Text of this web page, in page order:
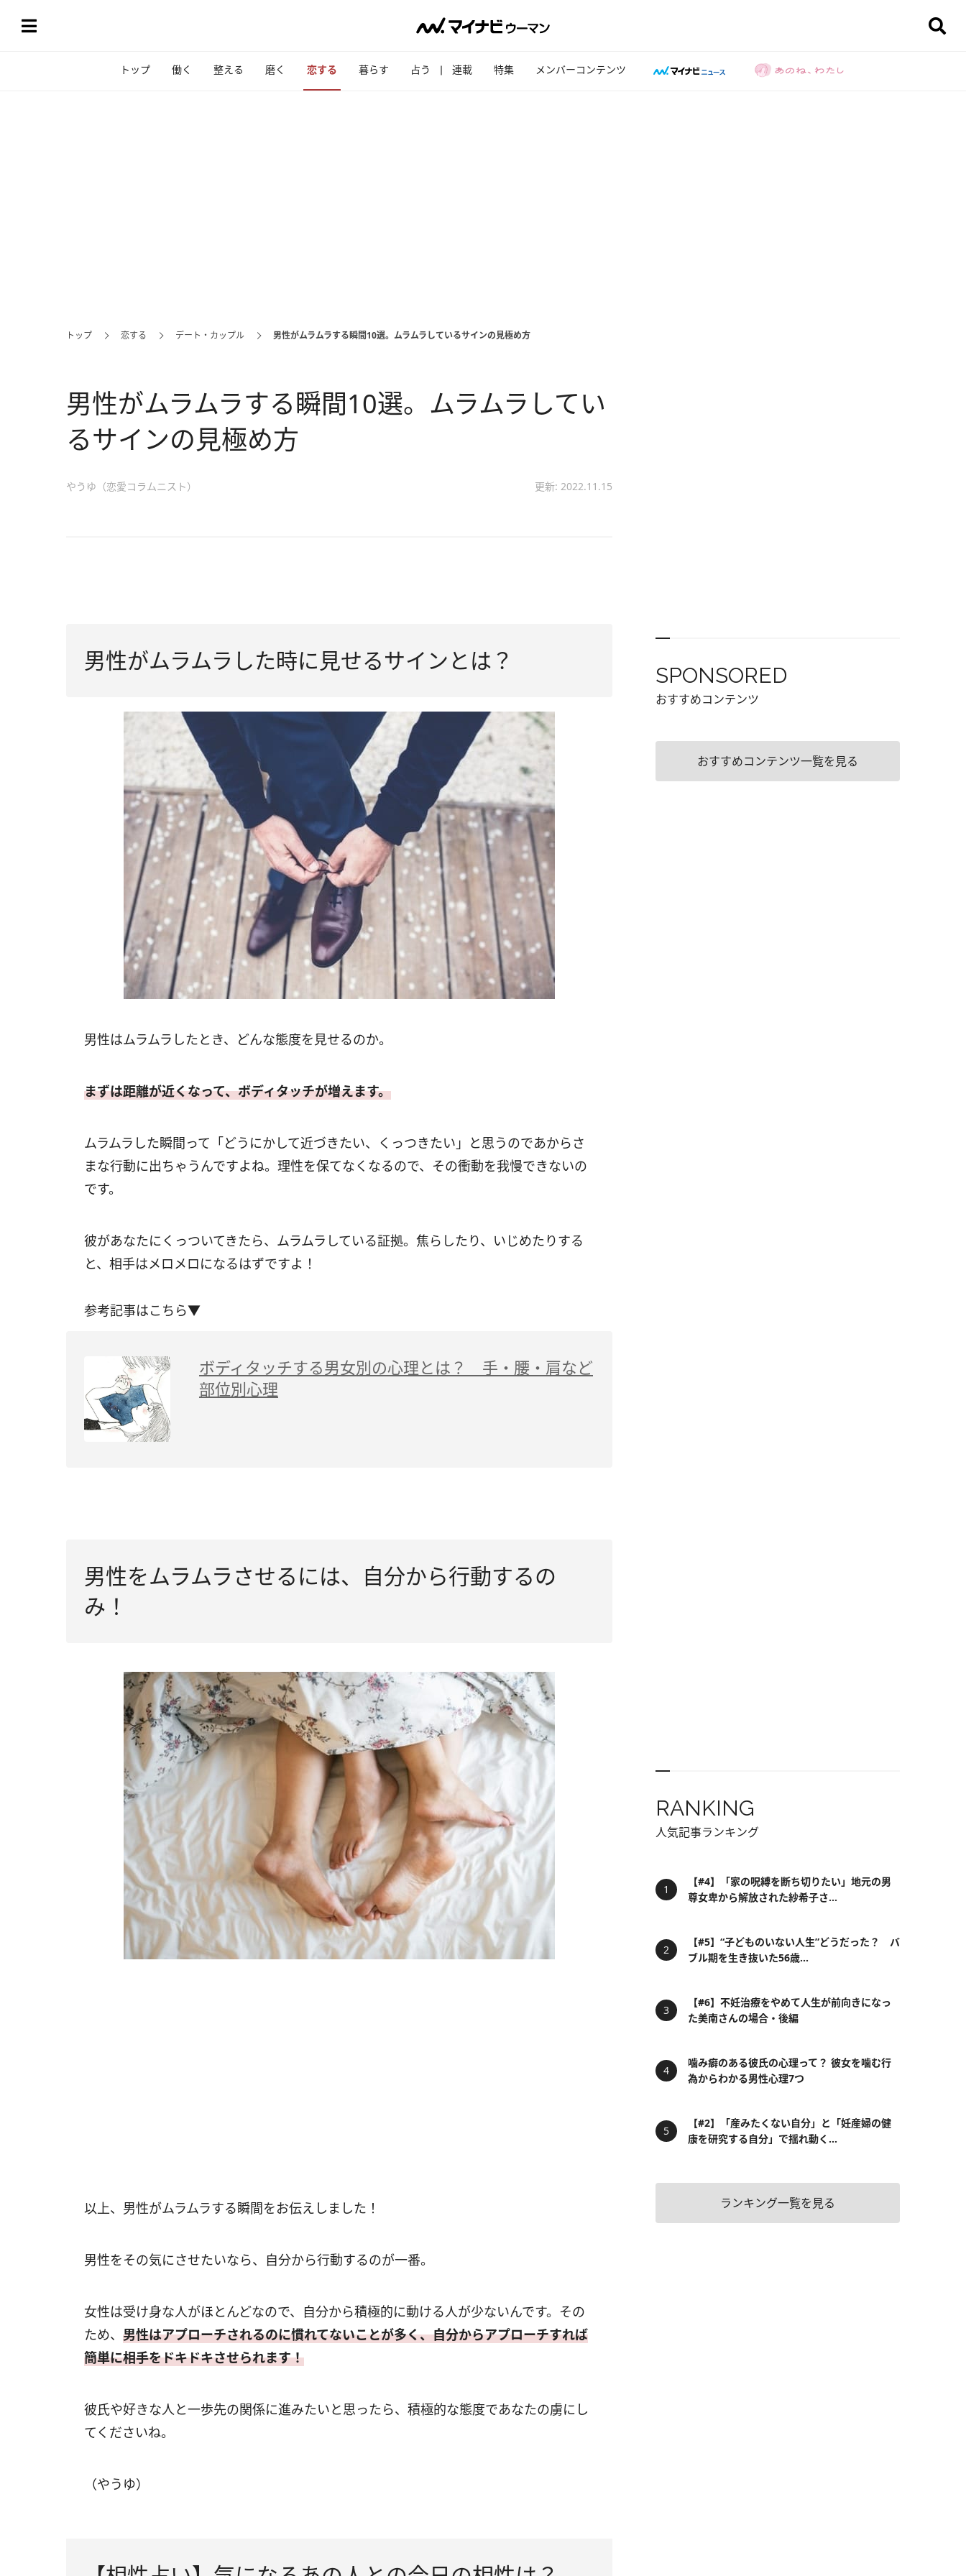
トップ 働く 整える 磨く 恋する 暮らす 占う 連載 特集 メンバーコンテンツ
トップ 恋する デート・カップル 男性がムラムラする瞬間10選。ムラムラしているサインの見極め方
男性がムラムラする瞬間10選。ムラムラしてい
るサインの見極め方
やうゆ（恋愛コラムニスト） 更新: 2022.11.15
男性がムラムラした時に見せるサインとは？
男性はムラムラしたとき、どんな態度を見せるのか。
まずは距離が近くなって、ボディタッチが増えます。
ムラムラした瞬間って「どうにかして近づきたい、くっつきたい」と思うのであからさ
まな行動に出ちゃうんですよね。理性を保てなくなるので、その衝動を我慢できないの
です。
彼があなたにくっついてきたら、ムラムラしている証拠。焦らしたり、いじめたりする
と、相手はメロメロになるはずですよ！
参考記事はこちら▼
ボディタッチする男女別の心理とは？ 手・腰・肩など
部位別心理
男性をムラムラさせるには、自分から行動するの
み！
以上、男性がムラムラする瞬間をお伝えしました！
男性をその気にさせたいなら、自分から行動するのが一番。
女性は受け身な人がほとんどなので、自分から積極的に動ける人が少ないんです。その
ため、 男性はアプローチされるのに慣れてないことが多く、自分からアプローチすれば
簡単に相手をドキドキさせられます！
彼氏や好きな人と一歩先の関係に進みたいと思ったら、積極的な態度であなたの虜にし
てくださいね。
（やうゆ）
SPONSORED
おすすめコンテンツ
おすすめコンテンツ一覧を見る
RANKING
人気記事ランキング
【#4】「家の呪縛を断ち切りたい」地元の男
尊女卑から解放された紗希子さ...
【#5】“子どものいない人生”どうだった？ バ
ブル期を生き抜いた56歳...
【#6】不妊治療をやめて人生が前向きになっ
た美南さんの場合・後編
噛み癖のある彼氏の心理って？ 彼女を噛む行
為からわかる男性心理7つ
【#2】「産みたくない自分」と「妊産婦の健
康を研究する自分」で揺れ動く...
ランキング一覧を見る